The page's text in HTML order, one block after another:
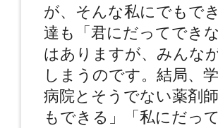
が、そんな私にでもで
達も「君にだってでき
はありますが、みんな
しまうのです。結局、
病院とそうでない薬剤
もできる」「私にだっ